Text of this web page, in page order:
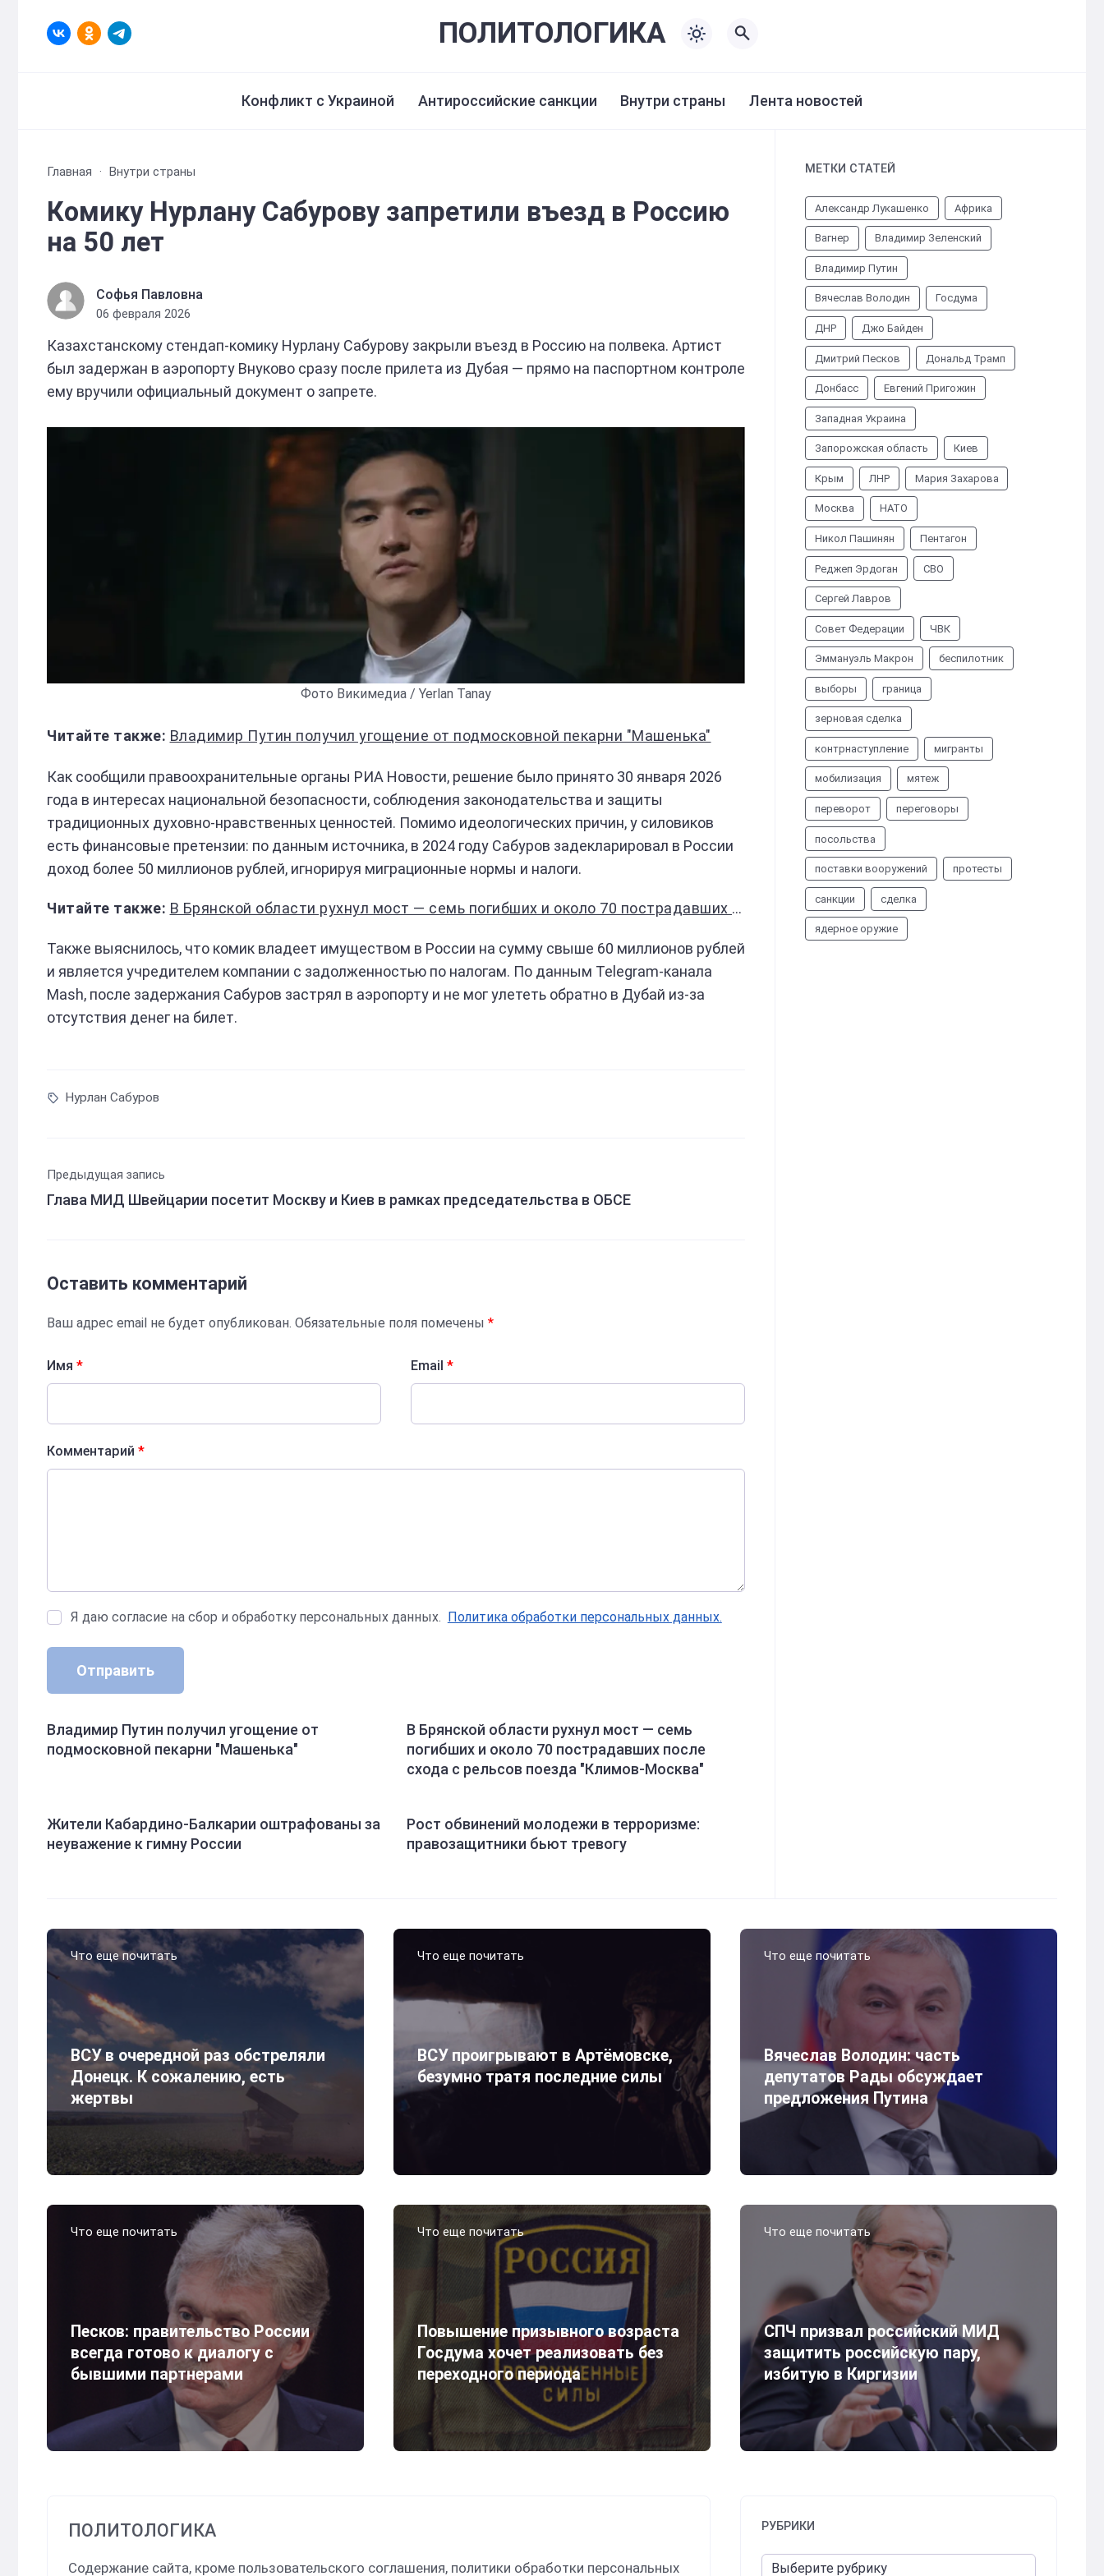
ПОЛИТОЛОГИКА
Конфликт с Украиной Антироссийские санкции Внутри страны Лента новостей
Главная Внутри страны
Комику Нурлану Сабурову запретили въезд в Россию
на 50 лет
Софья Павловна
06 февраля 2026
Казахстанскому стендап-комику Нурлану Сабурову закрыли въезд в Россию на полвека. Артист
был задержан в аэропорту Внуково сразу после прилета из Дубая — прямо на паспортном контроле
ему вручили официальный документ о запрете.
Фото Викимедиа / Yerlan Tanay
Владимир Путин получил угощение от подмосковной пекарни "Машенька"
Как сообщили правоохранительные органы РИА Новости, решение было принято 30 января 2026
года в интересах национальной безопасности, соблюдения законодательства и защиты
традиционных духовно-нравственных ценностей. Помимо идеологических причин, у силовиков
есть финансовые претензии: по данным источника, в 2024 году Сабуров задекларировал в России
доход более 50 миллионов рублей, игнорируя миграционные нормы и налоги.
В Брянской области рухнул мост — семь погибших и около 70 пострадавших после схода с рельсов поезда "Климов-Москва"
Также выяснилось, что комик владеет имуществом в России на сумму свыше 60 миллионов рублей
и является учредителем компании с задолженностью по налогам. По данным Telegram-канала
Mash, после задержания Сабуров застрял в аэропорту и не мог улететь обратно в Дубай из-за
отсутствия денег на билет.
Нурлан Сабуров
Предыдущая запись
Глава МИД Швейцарии посетит Москву и Киев в рамках председательства в ОБСЕ
Оставить комментарий
Ваш адрес email не будет опубликован. Обязательные поля помечены *
Имя * Email*
Комментарий *
Я даю согласие на сбор и обработку персональных данных. Политика обработки персональных данных.
Отправить
Владимир Путин получил угощение от
подмосковной пекарни "Машенька"
В Брянской области рухнул мост — семь
погибших и около 70 пострадавших после
схода с рельсов поезда "Климов-Москва"
Жители Кабардино-Балкарии оштрафованы за
неуважение к гимну России
Рост обвинений молодежи в терроризме:
правозащитники бьют тревогу
МЕТКИ СТАТЕЙ
Александр Лукашенко Африка
Вагнер Владимир Зеленский
Владимир Путин
Вячеслав Володин Госдума
ДНР Джо Байден
Дмитрий Песков Дональд Трамп
Донбасс Евгений Пригожин
Западная Украина
Запорожская область Киев
Крым ЛНР Мария Захарова
Москва НАТО
Никол Пашинян Пентагон
Реджеп Эрдоган СВО
Сергей Лавров
Совет Федерации ЧВК
Эммануэль Макрон беспилотник
выборы граница
зерновая сделка
контрнаступление мигранты
мобилизация мятеж
переворот переговоры
посольства
поставки вооружений протесты
санкции сделка
ядерное оружие
Что еще почитать
ВСУ в очередной раз обстреляли
Донецк. К сожалению, есть
жертвы
Что еще почитать
ВСУ проигрывают в Артёмовске,
безумно тратя последние силы
Что еще почитать
Вячеслав Володин: часть
депутатов Рады обсуждает
предложения Путина
Что еще почитать
Песков: правительство России
всегда готово к диалогу с
бывшими партнерами
Что еще почитать
Повышение призывного возраста
Госдума хочет реализовать без
переходного периода
Что еще почитать
СПЧ призвал российский МИД
защитить российскую пару,
избитую в Киргизии
ПОЛИТОЛОГИКА
Содержание сайта, кроме пользовательского соглашения, политики обработки персональных
РУБРИКИ